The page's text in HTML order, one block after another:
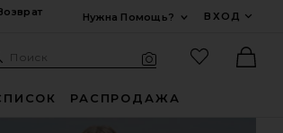
Нужна Помощь?
ВХОД
Поиск: Site
Поиск
РАСПРОДАЖА